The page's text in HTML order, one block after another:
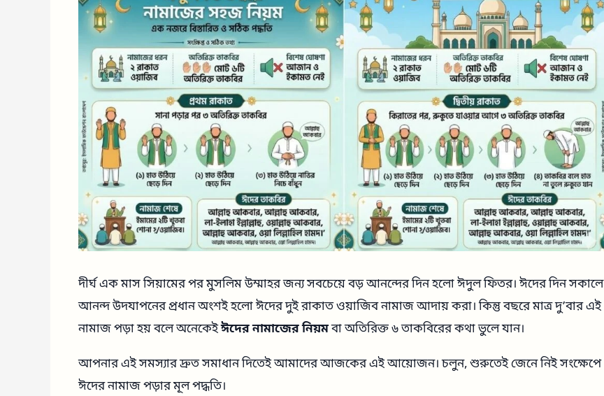
দীর্ঘ এক মাস সিয়ামের পর মুসলিম উম্মাহর জন্য সবচেয়ে বড় আনন্দের দিন হলো ঈদুল ফিতর। ঈদের দিন সকালে
আনন্দ উদযাপনের প্রধান অংশই হলো ঈদের দুই রাকাত ওয়াজিব নামাজ আদায় করা। কিন্তু বছরে মাত্র দু’বার এই
নামাজ পড়া হয় বলে অনেকেইঈদের নামাজের নিয়মবা অতিরিক্ত ৬ তাকবিরের কথা ভুলে যান।
আপনার এই সমস্যার দ্রুত সমাধান দিতেই আমাদের আজকের এই আয়োজন। চলুন, শুরুতেই জেনে নিই সংক্ষেপে
ঈদের নামাজ পড়ার মূল পদ্ধতি।